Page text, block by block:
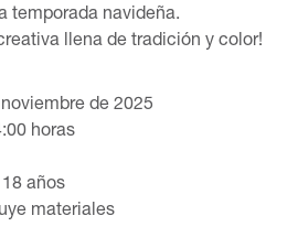
temporada navideña.
llena de tradición y color!
de 2025
horas
años
materiales